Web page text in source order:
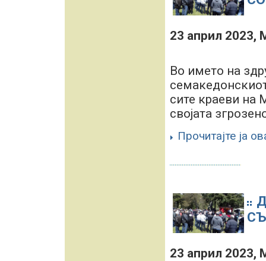
23 април 2023,
Во името на
сите краеви на
својата
Прочитајте ја
23 април 2023,